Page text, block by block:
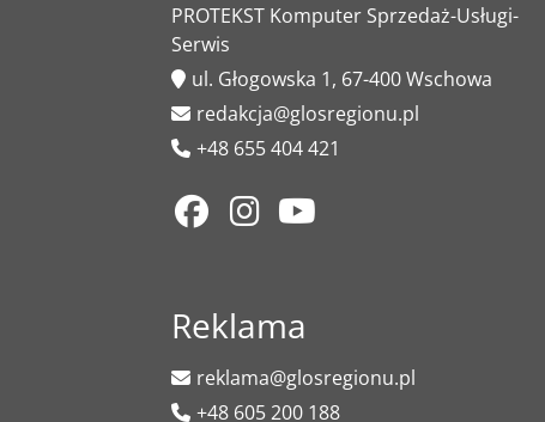
PROTEKST Komputer Sprzedaż-Usługi-
Serwis
ul. Głogowska 1, 67-400 Wschowa
redakcja@glosregionu.pl
+48 655 404 421
Reklama
reklama@glosregionu.pl
+48 605 200 188